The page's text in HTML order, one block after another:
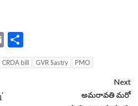
Email
CRDA bill GVR Sastry PMO
Next
అమరావతి మరో